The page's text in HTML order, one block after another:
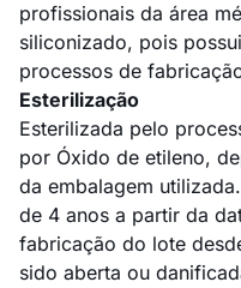
profissionais da área
siliconizado, pois
processos de
Esterilização
Esterilizada pelo
por Óxido de etileno,
da embalagem
de 4 anos a partir da
fabricação do lote
sido aberta ou